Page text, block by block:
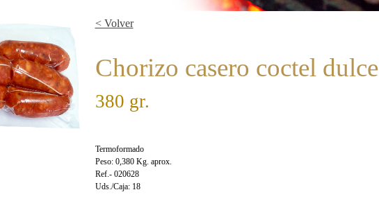
< Volver
Chorizo casero coctel dulce
380 gr.
Termoformado
Peso: 0,380 Kg. aprox.
Ref.- 020628
Uds./Caja: 18